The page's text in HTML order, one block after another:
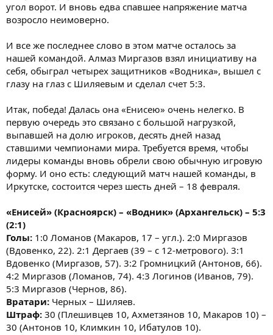
угол ворот. И вновь едва спавшее напряжение матча
возросло неимоверно.
И все же последнее слово в этом матче осталось за
нашей командой. Алмаз Миргазов взял инициативу на
себя, обыграл четырех защитников «Водника», вышел с
глазу на глаз с Шиляевым и сделал счет 5:3.
Итак, победа! Далась она «Енисею» очень нелегко. В
первую очередь это связано с большой нагрузкой,
выпавшей на долю игроков, десять дней назад
ставшими чемпионами мира. Требуется время, чтобы
лидеры команды вновь обрели свою обычную игровую
форму. И оно есть: следующий матч нашей команды, в
Иркутске, состоится через шесть дней – 18 февраля.
«Енисей» (Красноярск) – «Водник» (Архангельск) – 5:3
(2:1)
Голы: 1:0 Ломанов (Макаров, 17 – угл.). 2:0 Миргазов
(Вдовенко, 22). 2:1 Дергаев (39 – с 12-метрового). 3:1
Вдовенко (Миргазов, 57). 3:2 Громницкий (Антонов, 66).
4:2 Миргазов (Ломанов, 74). 4:3 Логинов (Иванов, 79).
5:3 Миргазов (Чернов, 86).
Вратари: Черных – Шиляев.
Штраф: 30 (Плешивцев 10, Ахметзянов 10, Макаров 10) –
30 (Антонов 10, Климкин 10, Ибатулов 10).